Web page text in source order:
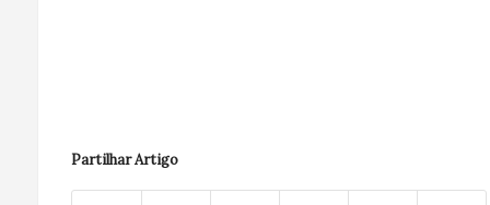
Partilhar Artigo